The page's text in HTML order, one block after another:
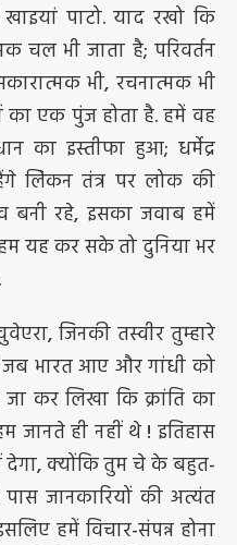
पाटो. याद रखो कि
चल भी जाता है; परिवर्तन
भी, रचनात्मक भी
का एक पुंज होता है. हमें वह
का इस्तीफा हुआ; धर्मेद्र
लेिकन तंत्र पर लोक की
रहे, इसका जवाब हमें
यह कर सके तो दुनिया भर
जिनकी तस्वीर तुम्हारे
जब भारत आए और गांधी को
जा कर लिखा कि क्रांति का
जानते ही नहीं थे ! इतिहास
क्योंकि तुम चे के बहुत-
जानकारियों की अत्यंत
हमें विचार-संपन्न होना